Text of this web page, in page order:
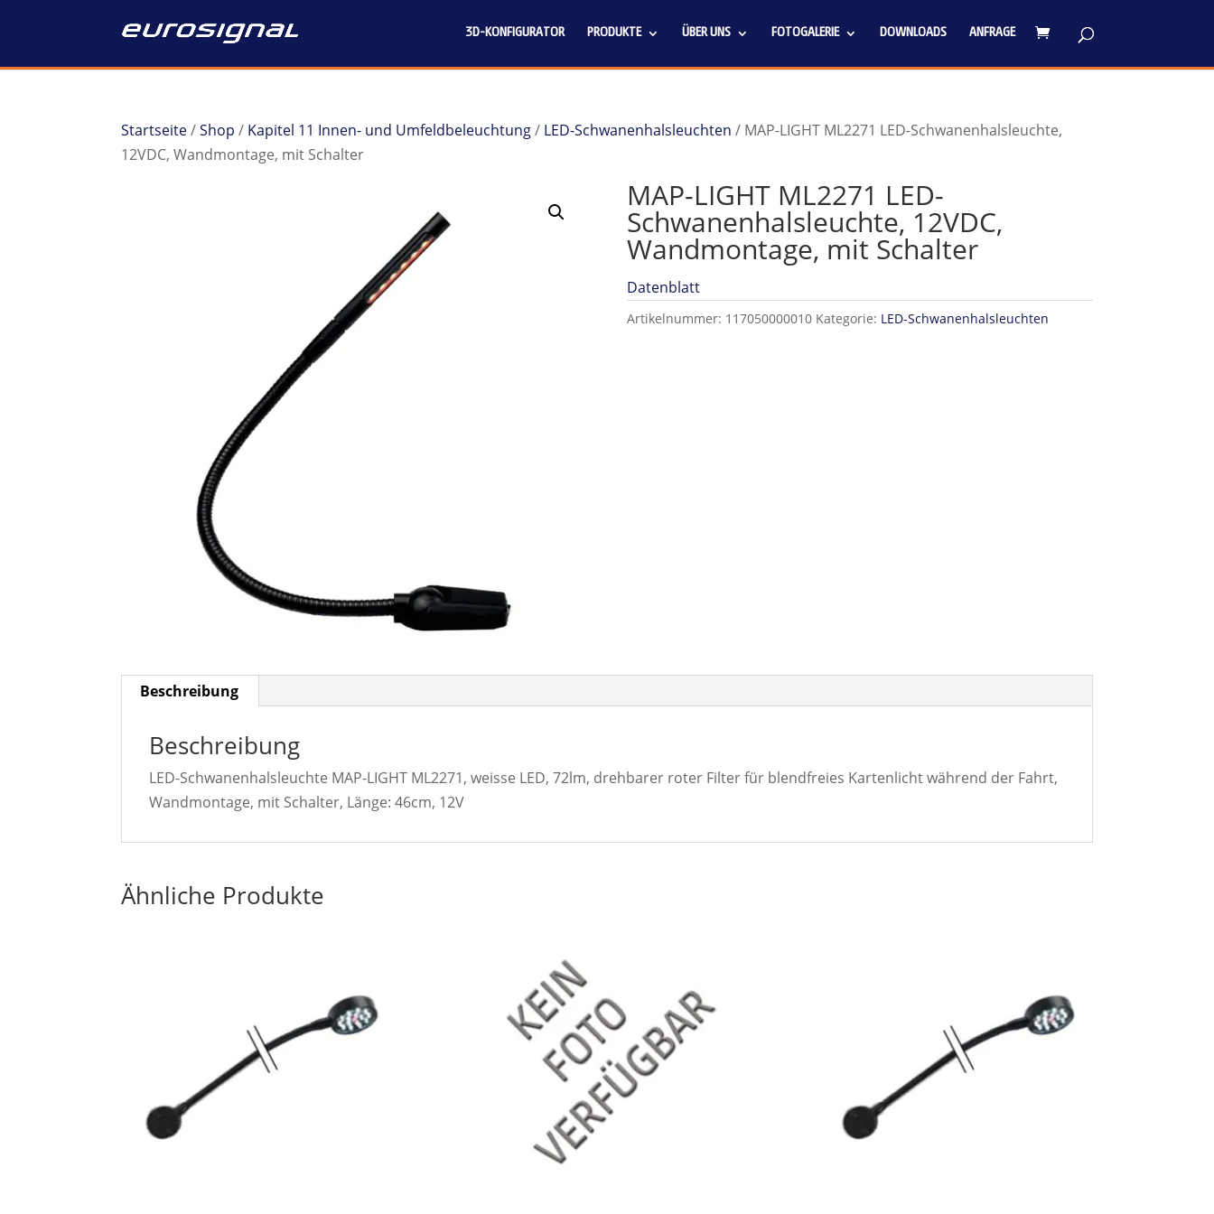
3D-KONFIGURATOR PRODUKTE ÜBER UNS FOTOGALERIE DOWNLOADS ANFRAGE
Startseite/Shop / Kapitel 11 Innen- und Umfeldbeleuchtung/ LED-Schwanenhalsleuchten / MAP-LIGHT ML2271 LED-Schwanenhalsleuchte,
12VDC, Wandmontage, mit Schalter
MAP-LIGHT ML2271 LED-
Schwanenhalsleuchte, 12VDC,
Wandmontage, mit Schalter
Datenblatt
Artikelnummer: 117050000010 Kategorie: LED-Schwanenhalsleuchten
Beschreibung
Beschreibung
LED-Schwanenhalsleuchte MAP-LIGHT ML2271, weisse LED, 72lm, drehbarer roter Filter für blendfreies Kartenlicht während der Fahrt,
Wandmontage, mit Schalter, Länge: 46cm, 12V
Ähnliche Produkte